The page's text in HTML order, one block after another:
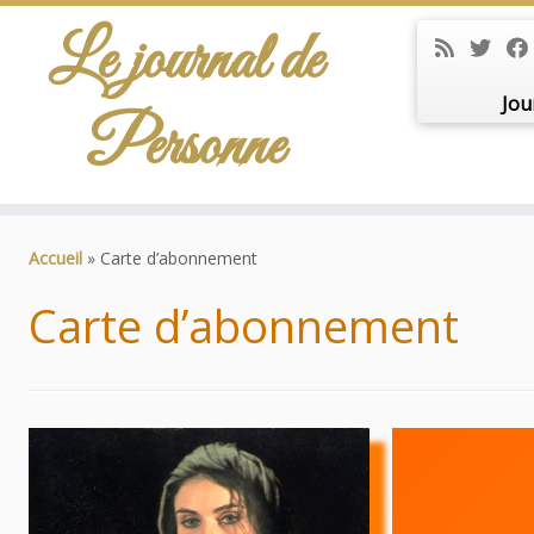
Le journal de
Personne
Accueil » Carte d’abonnement
Carte d’abonnement